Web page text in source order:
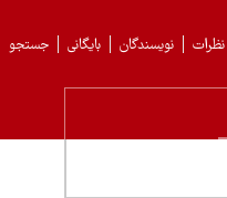
جستجو بایگانی نویسندگان نظرات